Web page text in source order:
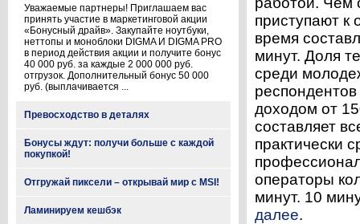
Уважаемые партнеры! Приглашаем вас
принять участие в маркетинговой акции
«Бонусный драйв». Закупайте ноутбуки,
неттопы и моноблоки DIGMA И DIGMA PRO
в период действия акции и получите бонус
40 000 руб. за каждые 2 000 000 руб.
отгрузок. Дополнительный бонус 50 000
руб. (выплачивается ...
Превосходство в деталях
Бонусы ждут: получи больше с каждой
покупкой!
Отгружай пиксели – открывай мир с MSI!
Ламинируем кешбэк
приступают к
время
минут. Доля
среди
доходом от
составляет
практически
операторы
минут. 10
далее.